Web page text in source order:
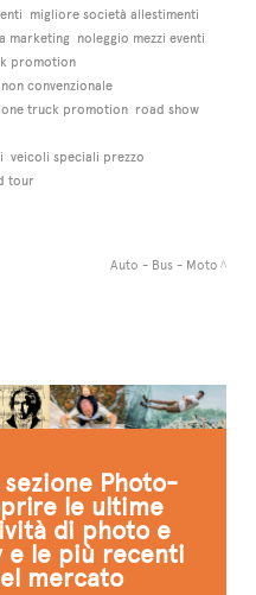
migliore società allestimenti
marketing noleggio mezzi eventi
promotion
convenzionale
truck promotion road show
veicoli speciali prezzo
tour
Auto - Bus - Moto
Photo-
le ultime
di photo e
le più recenti
mercato